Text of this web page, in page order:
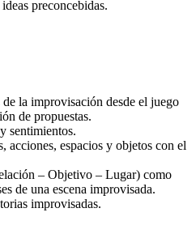
preconcebidas.
de la improvisación desde el juego
de propuestas.
sentimientos.
acciones, espacios y objetos con el
– Objetivo – Lugar) como
de una escena improvisada.
improvisadas.